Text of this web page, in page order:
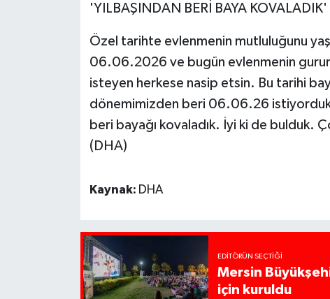
'YILBAŞINDAN BERİ BAYA KOVALADIK'
Özel tarihte evlenmenin mutluluğunu
06.06.2026 ve bugün evlenmenin
isteyen herkese nasip etsin. Bu tarihi
dönemimizden beri 06.06.26
beri bayağı kovaladık. İyi ki de bulduk.
(DHA)
Kaynak: DHA
EDITÖRÜN SEÇTIĞI
Mersin
için kuruldu